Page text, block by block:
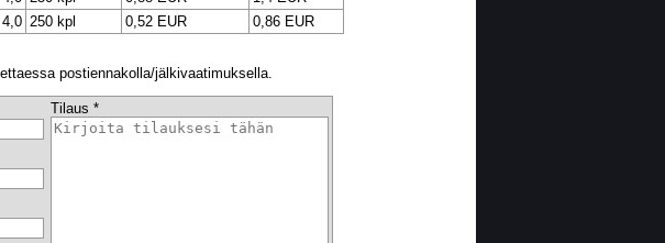
4,0 250 kpl 0,52 EUR 0,86 EUR
postiennakolla/jälkivaatimuksella.
Tilaus *